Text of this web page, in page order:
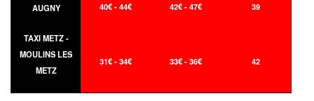
AUGNY
40€ - 44€ 42€ - 47€ 39
TAXI METZ -
MOULINS LES
METZ
31€ - 34€ 33€ - 36€ 42